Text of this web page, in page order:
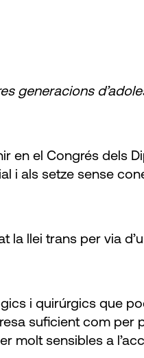
generacions
en el Congrés dels
als setze sense
llei trans per via
i quirúrgics que
suficient com per
molt sensibles a